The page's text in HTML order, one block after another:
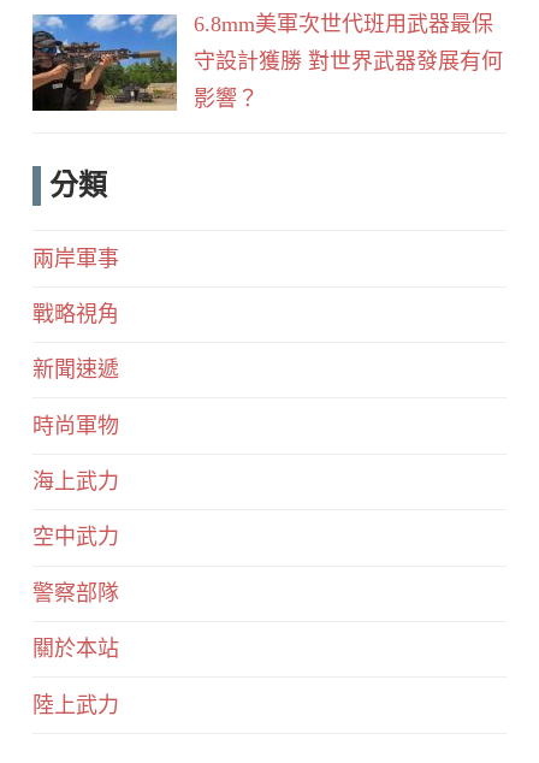
6.8mm美軍次世代班用武器最保
守設計獲勝 對世界武器發展有何
影響？
分類
兩岸軍事
戰略視角
新聞速遞
時尚軍物
海上武力
空中武力
警察部隊
關於本站
陸上武力